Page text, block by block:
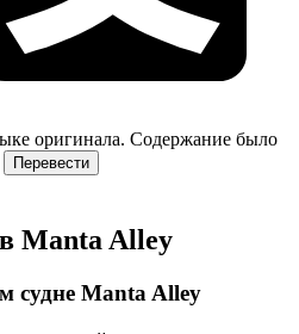
оригинала. Содержание было
Перевести
Manta Alley
судне Manta Alley